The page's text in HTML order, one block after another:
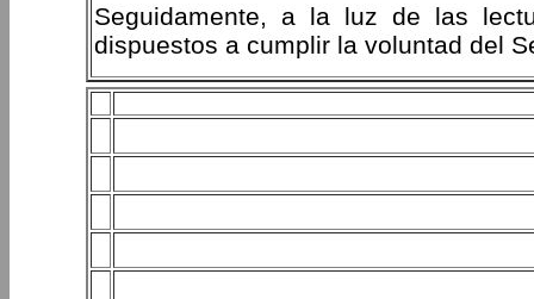
Seguidamente, a la luz de las
dispuestos a cumplir la voluntad del